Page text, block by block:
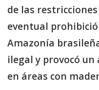
de las
eventual
Amazonía
ilegal y provocó
en áreas con